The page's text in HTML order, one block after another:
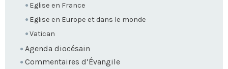
Eglise en France
Eglise en Europe et dans le monde
Vatican
Agenda diocésain
Commentaires d’Évangile